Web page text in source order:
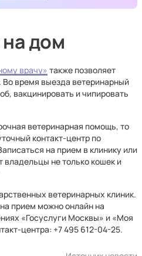
дом
врачу» также позволяет
время выезда ветеринарный
вакцинировать и чипировать
ветеринарная помощь, то
контакт-центр по
на прием в клинику или
не только кошек и
ветеринарных клиник.
прием можно онлайн на
«Госуслуги Москвы» и «Моя
центра: +7 495 612-04-25.